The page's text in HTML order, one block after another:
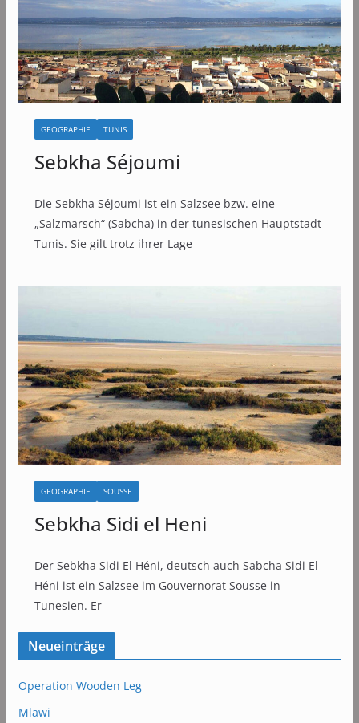
GEOGRAPHIE TUNIS
Sebkha Séjoumi
Die Sebkha Séjoumi ist ein Salzsee bzw. eine
„Salzmarsch“ (Sabcha) in der tunesischen Hauptstadt
Tunis. Sie gilt trotz ihrer Lage
GEOGRAPHIE SOUSSE
Sebkha Sidi el Heni
Der Sebkha Sidi El Héni, deutsch auch Sabcha Sidi El
Héni ist ein Salzsee im Gouvernorat Sousse in
Tunesien. Er
Neueinträge
Operation Wooden Leg
Mlawi